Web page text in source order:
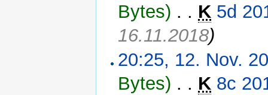
Bytes) . . K 5d
16.11.2018)
20:25, 12. Nov.
Bytes) . . K 8c